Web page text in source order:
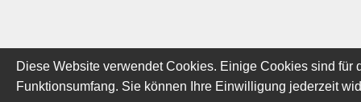
Diese Website verwendet Cookies. Einige Cookies sind
Funktionsumfang. Sie können Ihre Einwilligung jederzeit